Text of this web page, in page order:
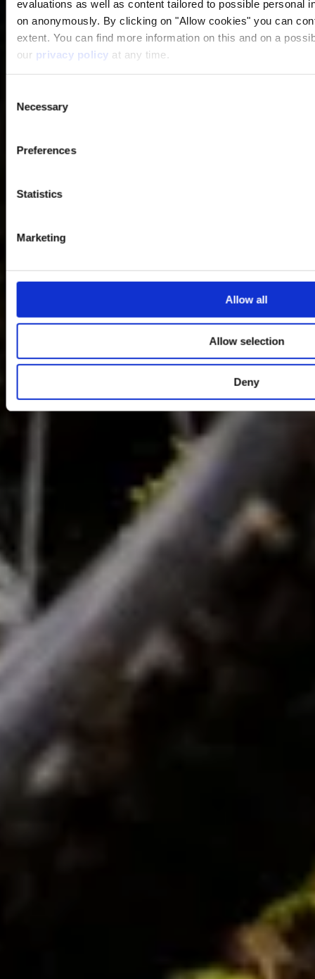
evaluations as well as content tailored to possible personal
on anonymously. By clicking on "Allow cookies" you can
extent. You can find more information on this and on a
our privacy policy at any time.
Selection
Necessary
Preferences
Statistics
Marketing
Allow all
Allow selection
Deny